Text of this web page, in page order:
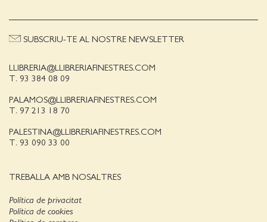
LLIBRERIA@LLIBRERIAFINESTRES.COM
T. 93 384 08 09
PALAMOS@LLIBRERIAFINESTRES.COM
T. 97 213 18 70
PALESTINA@LLIBRERIAFINESTRES.COM
T. 93 090 33 00
TREBALLA AMB NOSALTRES
SUBSCRIU-TE AL NOSTRE NEWSLETTER
Política de privacitat
Política de cookies